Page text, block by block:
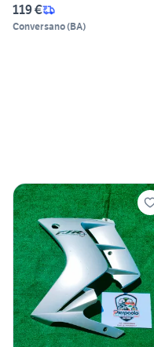
119 €
Conversano(BA)